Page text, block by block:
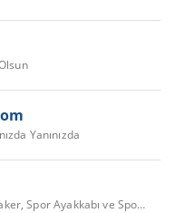
Yanınızda
Sneaks Up | Premium Sneaker, Spor Ayakkabı ve Spor Giyim